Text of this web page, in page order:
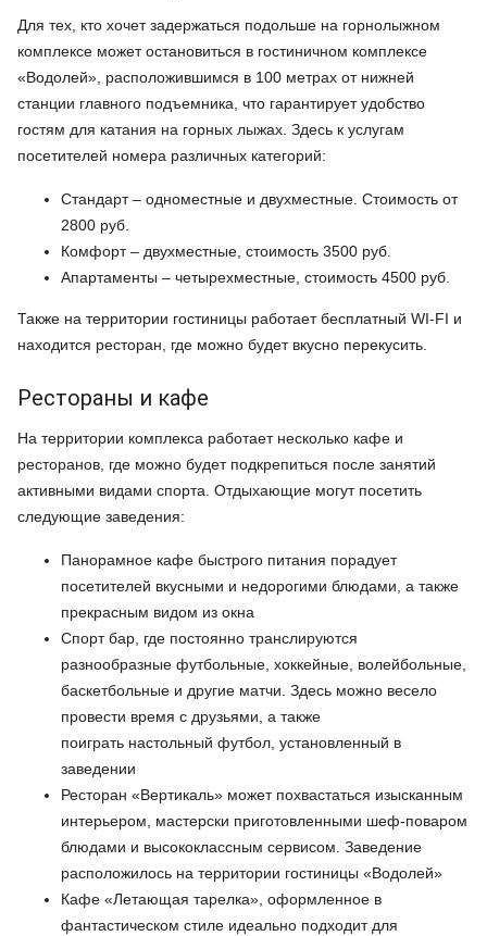
Для тех, кто хочет задержаться подольше на горнолыжном
комплексе может остановиться в гостиничном комплексе
«Водолей», расположившимся в 100 метрах от нижней
станции главного подъемника, что гарантирует удобство
гостям для катания на горных лыжах. Здесь к услугам
посетителей номера различных категорий:
Стандарт – одноместные и двухместные. Стоимость от
2800 руб.
Комфорт – двухместные, стоимость 3500 руб.
Апартаменты – четырехместные, стоимость 4500 руб.
Также на территории гостиницы работает бесплатный WI-FI и
находится ресторан, где можно будет вкусно перекусить.
Рестораны и кафе
На территории комплекса работает несколько кафе и
ресторанов, где можно будет подкрепиться после занятий
активными видами спорта. Отдыхающие могут посетить
следующие заведения:
Панорамное кафе быстрого питания порадует
посетителей вкусными и недорогими блюдами, а также
прекрасным видом из окна
Спорт бар, где постоянно транслируются
разнообразные футбольные, хоккейные, волейбольные,
баскетбольные и другие матчи. Здесь можно весело
провести время с друзьями, а также
поиграть настольный футбол, установленный в
заведении
Ресторан «Вертикаль» может похвастаться изысканным
интерьером, мастерски приготовленными шеф-поваром
блюдами и высококлассным сервисом. Заведение
расположилось на территории гостиницы «Водолей»
Кафе «Летающая тарелка», оформленное в
фантастическом стиле идеально подходит для